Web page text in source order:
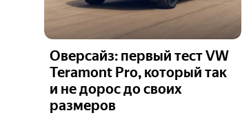
Оверсайз: первый тест VW
Teramont Pro, который так
и не дорос до своих
размеров